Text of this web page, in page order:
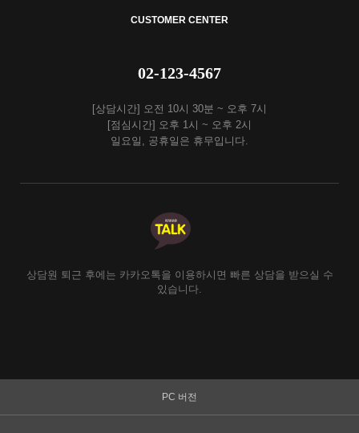
CUSTOMER CENTER
02-123-4567
[상담시간] 오전 10시 30분 ~ 오후 7시
[점심시간] 오후 1시 ~ 오후 2시
일요일, 공휴일은 휴무입니다.
상담원 퇴근 후에는 카카오톡을 이용하시면 빠른 상담을 받으실 수
있습니다.
PC 버전